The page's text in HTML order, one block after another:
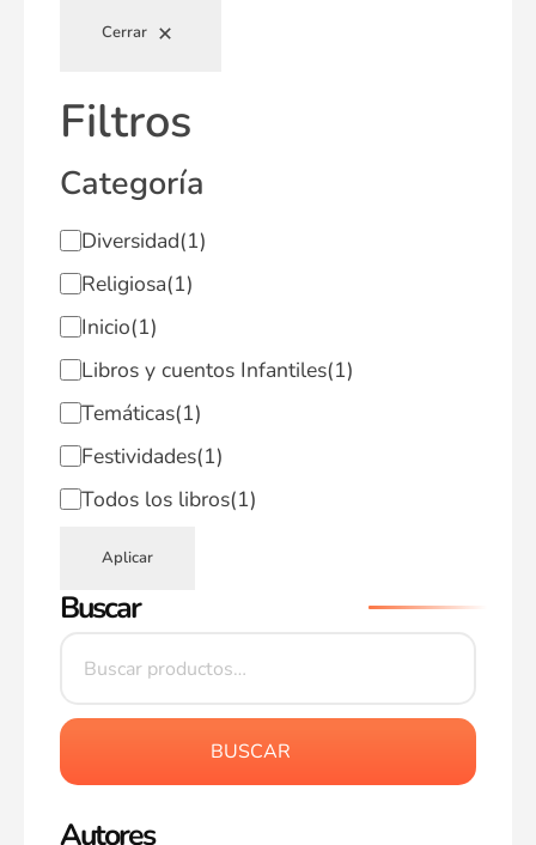
Cerrar
Filtros
Categoría
Diversidad(1)
Religiosa(1)
Inicio(1)
Libros y cuentos Infantiles(1)
Temáticas(1)
Festividades(1)
Todos los libros(1)
Aplicar
Buscar
BUSCAR
Autores